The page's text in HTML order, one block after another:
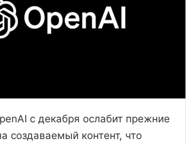
с декабря ослабит прежние
создаваемый контент, что